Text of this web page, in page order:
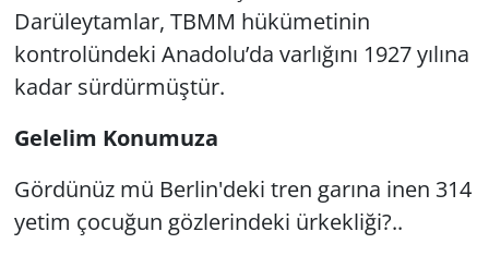
Darüleytamlar, TBMM hükümetinin
kontrolündeki Anadolu’da varlığını 1927 yılına
kadar sürdürmüştür.
Gelelim Konumuza
Gördünüz mü Berlin'deki tren garına inen 314
yetim çocuğun gözlerindeki ürkekliği?..